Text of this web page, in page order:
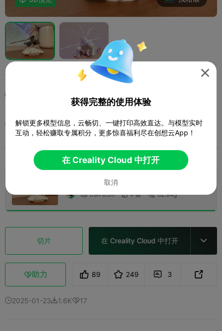
黑神话悟空
打印配置 (1) 添加 微缩模型  角色与怪物
全部 K2 Plus K2 Pro K2 K2 SE
0.2mm layer, 2 walls, 15% infill
 09h 05m  2 盘  62.94g
切片 在 Creality Cloud 中打开 
助力 89 249  3 
2025-01-231.6K17

获得完整的使用体验
解锁更多模型信息，云畅切、一键打印高效直达。与模型实时
互动，轻松赚取专属积分，更多惊喜福利尽在创想云App！
在 Creality Cloud 中打开
取消